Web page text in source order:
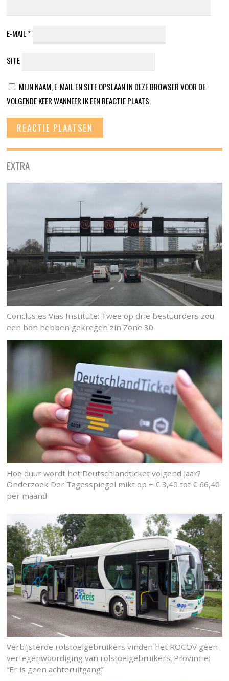
E-MAIL*
SITE
MIJN NAAM, E-MAIL EN SITE OPSLAAN IN DEZE BROWSER VOOR DE
VOLGENDE KEER WANNEER IK EEN REACTIE PLAATS.
EXTRA
Conclusies Vias Institute: Twee op drie bestuurders zou
een bon hebben gekregen zin Zone 30
Hoe duur wordt het Deutschlandticket volgend jaar?
Onderzoek Der Tagesspiegel mikt op + € 3,40 tot € 66,40
per maand
Verbijsterde rolstoelgebruikers vinden het ROCOV geen
vertegenwoordiging van rolstoelgebruikers: Provincie:
“Er is geen achteruitgang”